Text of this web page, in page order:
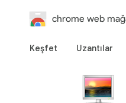
chrome web
Keşfet Uzantılar